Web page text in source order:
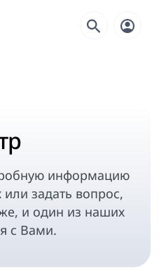
информацию
задать вопрос,
и один из наших
с Вами.